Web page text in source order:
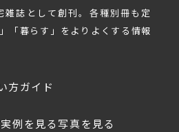
誌として創刊。各種別冊も定
「暮らす」をよりよくする情報
方ガイド
例を見る写真を見る